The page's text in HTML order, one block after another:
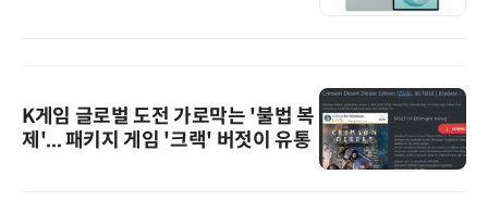
K게임 글로벌 도전 가로막는 '불법 복
제'... 패키지 게임 '크랙' 버젓이 유통